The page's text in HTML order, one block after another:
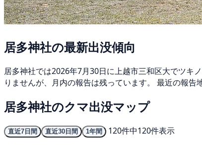
居多神社の最新出没傾向
居多神社では2026年7月30日に上越市三和区大でツキ
りませんが、月内の報告は残っています。 最近の報
居多神社のクマ出没マップ
直近7日間 直近30日間 1年間
120件中120件表示